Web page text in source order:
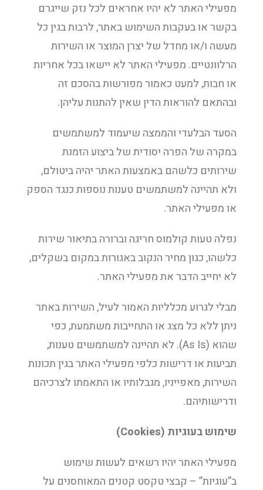
מפעילי האתר לא יהיו אחראים לכל נזק שייגרם
בקשר או בעקבות השימוש באתר, לרבות בגין כל
מעשה ו/או מחדל של יצרן המוצר או השירות
הרלוונטיים. מפעילי האתר לא יישאו בכל אחריות
או חבות, למעט כאמור מפורשות בהסכם זה
ובהתאם להוראות הדין שאין להתנות עליהן.
הסעד הבלעדי והממצה שיעמוד למשתמשים
במקרה של הפרה יסודית של ביצוע הזמנת
שירותים כלשהם באמצעות האתר יהיה ביטולם,
ולא תהיינה למשתמשים טענות נוספות כנגד הספק
או מפעילי האתר.
נפלה טעות קולמוס חריגה וברורה בתיאור שירות
כלשהו, כגון מחיר הנקוב באגורות במקום בשקלים,
לא יחייב הדבר את מפעילי האתר.
מבלי לגרוע מכלליות האמור לעיל, השירות באתר
ניתן ללא כל מצג או התחייבות משתמעת, כפי
שהוא (As Is). לא תהיינה למשתמשים טענות,
תביעות או דרישות כלפי מפעילי האתר בגין תכונות
השירות, מאפייניו, מגבלותיו או התאמתו לצרכיהם
ודרישותיהם.
שימוש בעוגיות (Cookies)
מפעילי האתר יהיו רשאים לעשות שימוש
ב”עוגיות” – קבצי טקסט קטנים המאוחסנים על